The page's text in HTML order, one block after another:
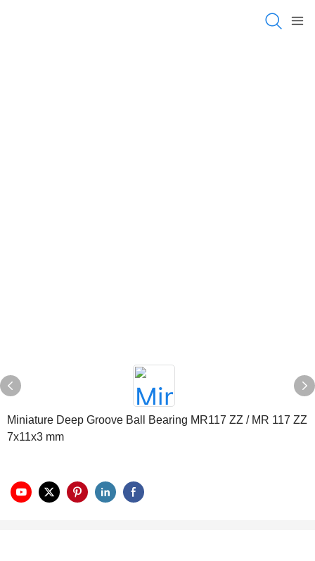
Miniature Deep Groove Ball Bearing MR117 ZZ / MR 117 ZZ
7x11x3 mm